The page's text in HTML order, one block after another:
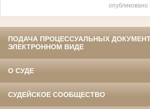
ПОДАЧА ПРОЦЕССУАЛЬНЫХ
ЭЛЕКТРОННОМ ВИДЕ
О СУДЕ
СУДЕЙСКОЕ СООБЩЕСТВО